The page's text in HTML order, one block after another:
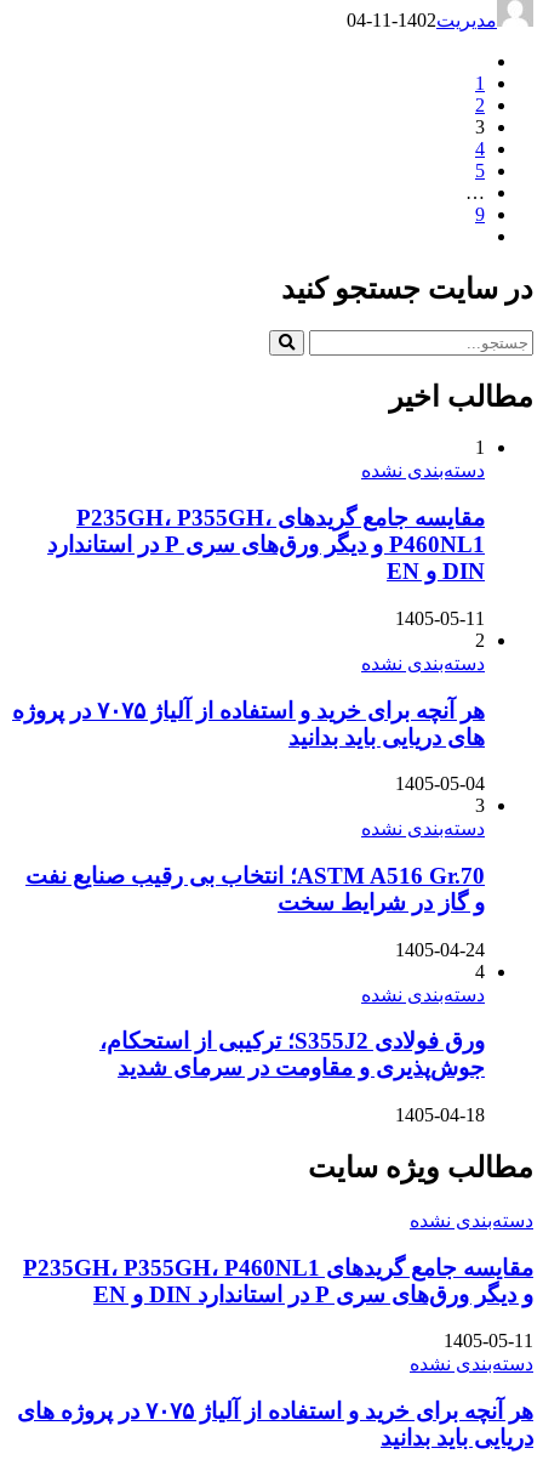
مدیریت1402-11-04
1
2
3
4
5
…
9
در سایت جستجو کنید
مطالب اخیر
1
دسته‌بندی نشده
مقایسه جامع گریدهای P235GH، P355GH،
P460NL1 و دیگر ورق‌های سری P در استاندارد
DIN و EN
1405-05-11
2
دسته‌بندی نشده
هر آنچه برای خرید و استفاده از آلیاژ ۷۰۷۵ در پروژه
های دریایی باید بدانید
1405-05-04
3
دسته‌بندی نشده
ASTM A516 Gr.70؛ انتخاب بی رقیب صنایع نفت
و گاز در شرایط سخت
1405-04-24
4
دسته‌بندی نشده
ورق فولادی S355J2؛ ترکیبی از استحکام،
جوش‌پذیری و مقاومت در سرمای شدید
1405-04-18
مطالب ویژه سایت
دسته‌بندی نشده
مقایسه جامع گریدهای P235GH، P355GH، P460NL1
و دیگر ورق‌های سری P در استاندارد DIN و EN
1405-05-11
دسته‌بندی نشده
هر آنچه برای خرید و استفاده از آلیاژ ۷۰۷۵ در پروژه های
دریایی باید بدانید